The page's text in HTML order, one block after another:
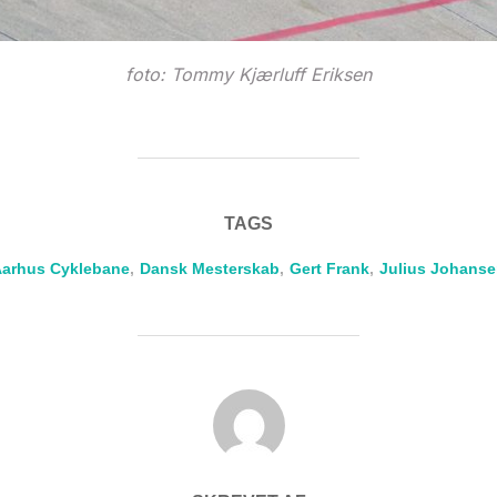
foto: Tommy Kjærluff Eriksen
TAGS
Cyklebane, Dansk Mesterskab, Gert Frank, Julius
FORFATTER